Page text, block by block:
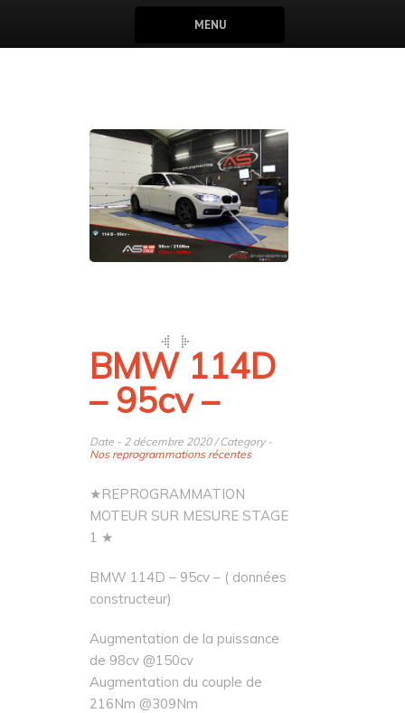
MENU
BMW 114D
– 95cv –
Date - 2 décembre 2020 / Category -
Nos reprogrammations récentes
★REPROGRAMMATION
MOTEUR SUR MESURE STAGE
1 ★
BMW 114D – 95cv – ( données
constructeur)
Augmentation de la puissance
de 98cv @150cv
Augmentation du couple de
216Nm @309Nm